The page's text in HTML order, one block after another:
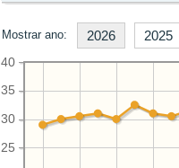
Mostrar ano: 2026 2025
25
30
35
40